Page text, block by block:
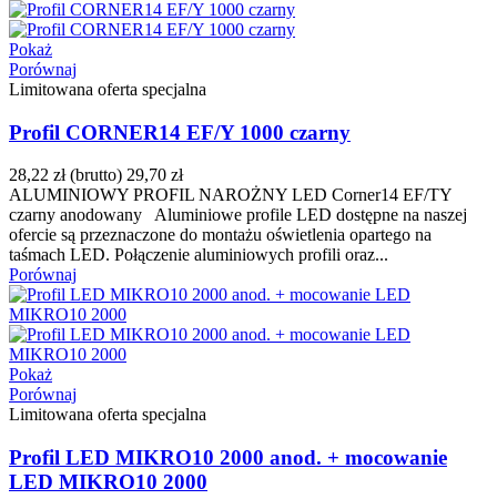
Pokaż
Porównaj
Limitowana oferta specjalna
Profil CORNER14 EF/Y 1000 czarny
28,22 zł (brutto) 29,70 zł
ALUMINIOWY PROFIL NAROŻNY LED Corner14 EF/TY
czarny anodowany Aluminiowe profile LED dostępne na naszej
ofercie są przeznaczone do montażu oświetlenia opartego na
taśmach LED. Połączenie aluminiowych profili oraz...
Porównaj
Pokaż
Porównaj
Limitowana oferta specjalna
Profil LED MIKRO10 2000 anod. + mocowanie
LED MIKRO10 2000